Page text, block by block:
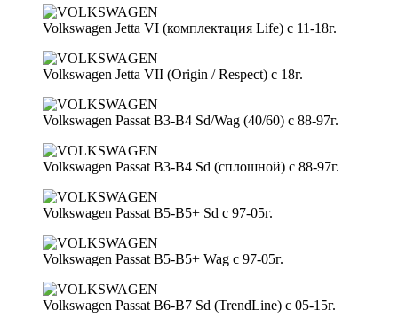
Volkswagen Jetta VI (комплектация Life) c 11-18г.
Volkswagen Jetta VII (Origin / Respect) c 18г.
Volkswagen Passat B3-B4 Sd/Wag (40/60) c 88-97г.
Volkswagen Passat B3-B4 Sd (сплошной) с 88-97г.
Volkswagen Passat B5-B5+ Sd с 97-05г.
Volkswagen Passat B5-B5+ Wag с 97-05г.
Volkswagen Passat B6-B7 Sd (TrendLine) c 05-15г.